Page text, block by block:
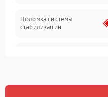
Поломка системы
стабилизации
Неисправность системы